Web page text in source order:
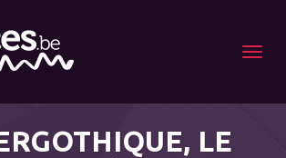
Menu
LE